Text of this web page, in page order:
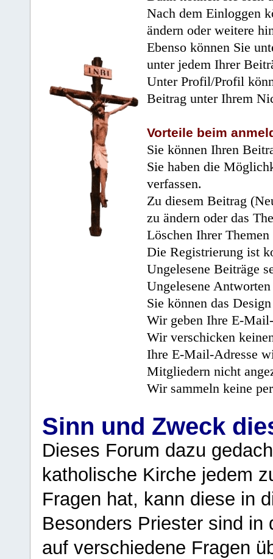
Nach dem Einloggen
ändern oder weitere
Ebenso können Sie
unter jedem Ihrer
Unter Profil/Profil
Beitrag unter Ihrem
Vorteile beim
Sie können Ihren
Sie haben die
verfassen.
Zu diesem Beitrag
zu ändern oder das
Löschen Ihrer
Die Registrierung ist
Ungelesene Beiträge
Ungelesene
Sie können das
Wir geben Ihre E-
Wir verschicken
Ihre E-Mail-Adresse
Mitgliedern nicht
Wir sammeln keine
Sinn und Zweck
Dieses Forum dazu
katholische Kirche jedem
Fragen hat, kann diese in
Besonders Priester sind in
auf verschiedene Fragen